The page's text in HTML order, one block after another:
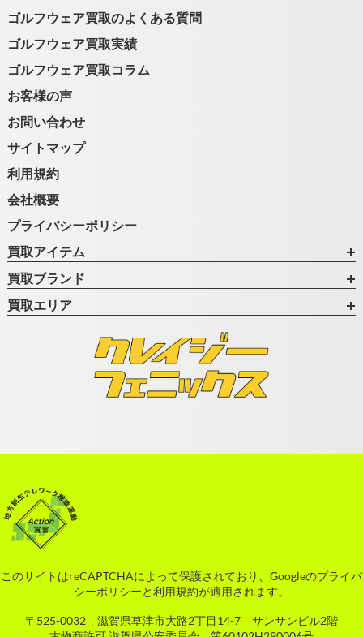
ゴルフウェア買取のよくある質問
ゴルフウェア買取実績
ゴルフウェア買取コラム
お客様の声
お問い合わせ
サイトマップ
利用規約
会社概要
プライバシーポリシー
買取アイテム
買取ブランド
買取エリア
このサイトはreCAPTCHAによって保護されており、Googleのプライバ
シーポリシーと利用規約が適用されます。
〒525-0032 滋賀県草津市大路2丁目14-7 サンサンビル2階